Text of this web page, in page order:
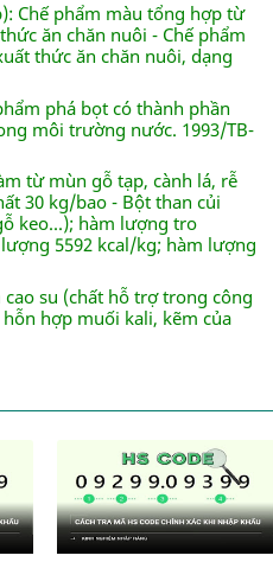
Chế phẩm màu tổng hợp từ
ăn chăn nuôi - Chế phẩm
thức ăn chăn nuôi, dạng
phá bọt có thành phần
môi trường nước. 1993/TB-
từ mùn gỗ tạp, cành lá, rễ
30 kg/bao - Bột than củi
keo...); hàm lượng tro
5592 kcal/kg; hàm lượng
cao su (chất hỗ trợ trong công
hợp muối kali, kẽm của